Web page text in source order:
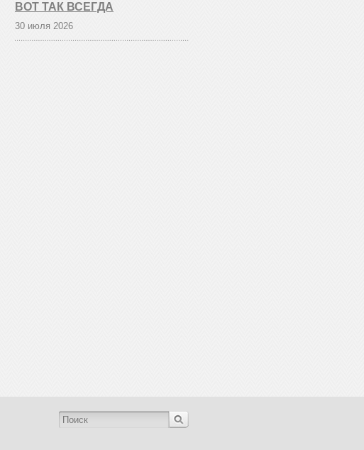
ВОТ ТАК ВСЕГДА
30 июля 2026